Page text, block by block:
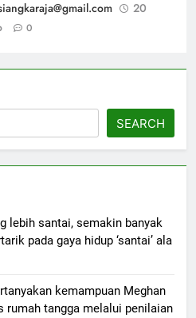
20
0
SEARCH
lebih santai, semakin banyak
pada gaya hidup ‘santai’ ala
kemampuan Meghan
rumah tangga melalui penilaian